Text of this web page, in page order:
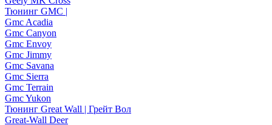
Тюнинг GMC |
Gmc Acadia
Gmc Canyon
Gmc Envoy
Gmc Jimmy
Gmc Savana
Gmc Sierra
Gmc Terrain
Gmc Yukon
Тюнинг Great Wall | Грейт Вол
Great-Wall Deer